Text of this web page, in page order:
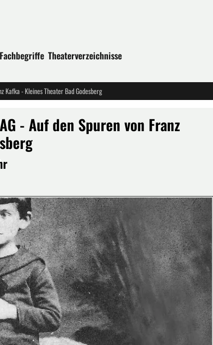
Fachbegriffe Theaterverzeichnisse
Kafka - Kleines Theater Bad Godesberg
- Auf den Spuren von Franz